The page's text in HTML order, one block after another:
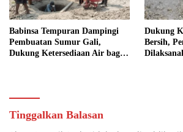
Babinsa Tempuran Dampingi
Pembuatan Sumur Gali,
Dukung Ketersediaan Air bagi
Dukung
Bersih,
Tinggalkan Balasan